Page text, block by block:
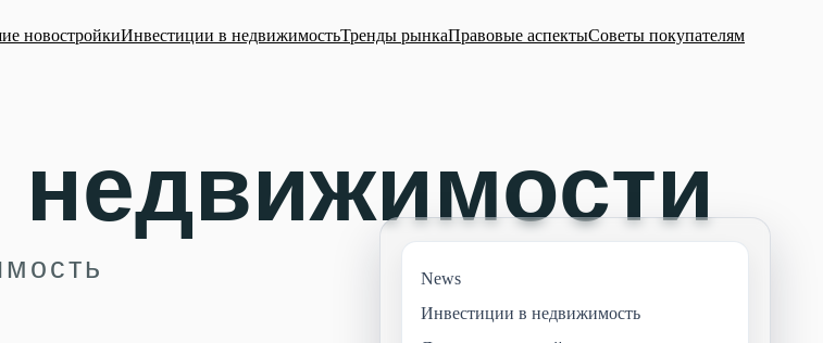
новостройкиИнвестиции в недвижимостьТренды рынкаПравовые аспектыСоветы покупателям
News
Инвестиции в недвижимость